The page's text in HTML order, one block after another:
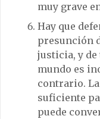
muy grave
Hay que
presunción
justicia, y de
mundo es
contrario.
suficiente
puede